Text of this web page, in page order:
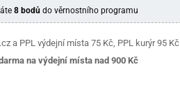
8 bodů do věrnostního programu
a PPL výdejní místa 75 Kč, PPL kurýr 95 Kč
na výdejní místa nad 900 Kč